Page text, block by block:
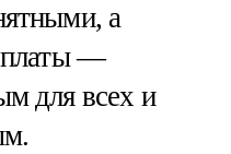
а
—
для всех и